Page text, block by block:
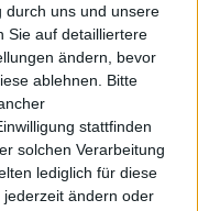
durch uns und unsere
Sie auf detailliertere
ändern, bevor
ablehnen.
Bitte
stattfinden
solchen Verarbeitung
lediglich für diese
ändern oder